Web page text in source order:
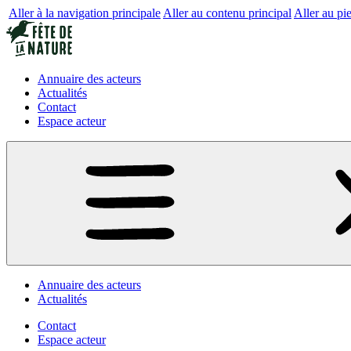
Aller à la navigation principale Aller au contenu principal Aller au
Annuaire des acteurs
Actualités
Contact
Espace acteur
Annuaire des acteurs
Actualités
Contact
Espace acteur